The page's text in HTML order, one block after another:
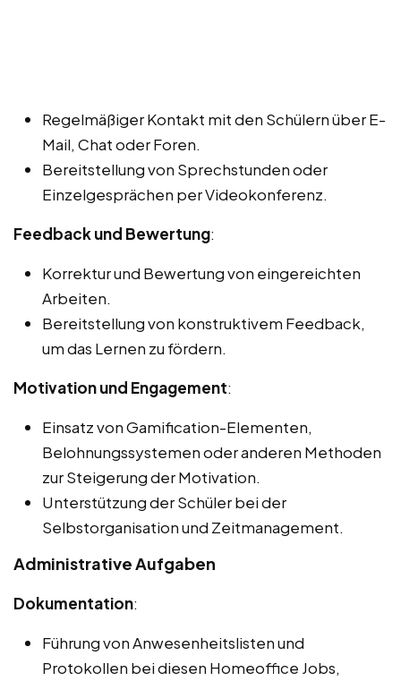
Regelmäßiger Kontakt mit den Schülern über E-
Mail, Chat oder Foren.
Bereitstellung von Sprechstunden oder
Einzelgesprächen per Videokonferenz.
Feedback und Bewertung:
Korrektur und Bewertung von eingereichten
Arbeiten.
Bereitstellung von konstruktivem Feedback,
um das Lernen zu fördern.
Motivation und Engagement:
Einsatz von Gamification-Elementen,
Belohnungssystemen oder anderen Methoden
zur Steigerung der Motivation.
Unterstützung der Schüler bei der
Selbstorganisation und Zeitmanagement.
Administrative Aufgaben
Dokumentation:
Führung von Anwesenheitslisten und
Protokollen bei diesen Homeoffice Jobs,